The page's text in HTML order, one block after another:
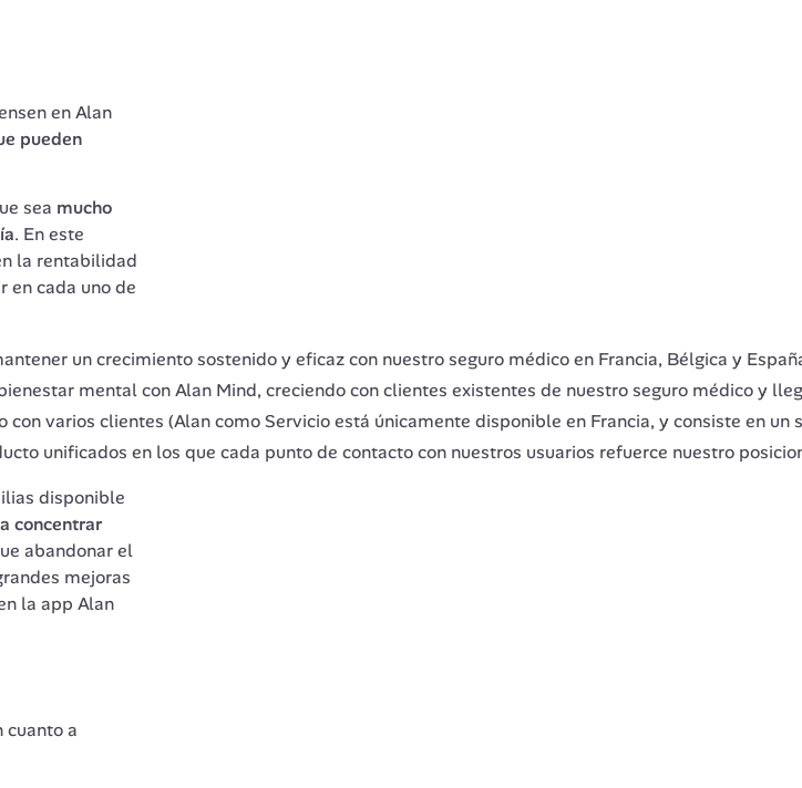
en Alan
pueden
sea mucho
. En este
la rentabilidad
en cada uno de
un crecimiento sostenido y eficaz con nuestro seguro médico en Francia, Bélgica y
mental con Alan Mind, creciendo con clientes existentes de nuestro seguro médico y
con varios clientes (Alan como Servicio está únicamente disponible en Francia, y consiste en
unificados en los que cada punto de contacto con nuestros usuarios refuerce nuestro
disponible
concentrar
abandonar el
mejoras
la app Alan
a